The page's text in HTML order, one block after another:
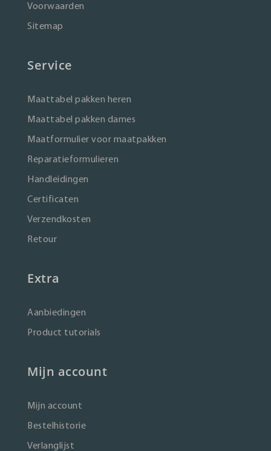
Voorwaarden
Sitemap
Service
Maattabel pakken heren
Maattabel pakken dames
Maatformulier voor maatpakken
Reparatieformulieren
Handleidingen
Certificaten
Verzendkosten
Retour
Extra
Aanbiedingen
Product tutorials
Mijn account
Mijn account
Bestelhistorie
Verlanglijst